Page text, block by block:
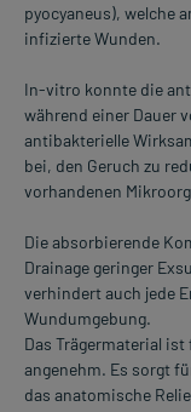
pyocyaneus), welche
infizierte Wunden.
In-vitro konnte die
während einer Dauer
antibakterielle
bei, den Geruch zu
vorhandenen
Die absorbierende
Drainage geringer
verhindert auch jede
Wundumgebung.
Das Trägermaterial
angenehm. Es sorgt
das anatomische